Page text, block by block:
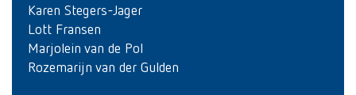
Karen Stegers-Jager
Lott Fransen
Marjolein van de Pol
Rozemarijn van der Gulden